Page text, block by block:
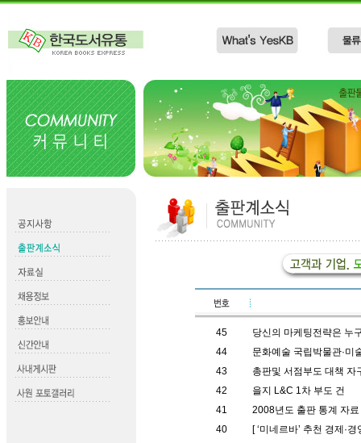
45
당신의 마케팅전략은 누
44
문화예술 국립박물관·미
43
총판및 서점부도 대책 자
42
을지 L&C 1차 부도 건
41
2008년도 출판 통계 자료
40
[ ‘미네르바’ 추천 경제·